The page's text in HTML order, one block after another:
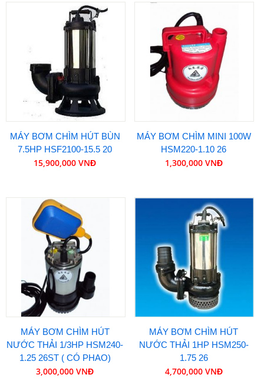
MÁY BƠM CHÌM HÚT BÙN
7.5HP HSF2100-15.5 20
15,900,000 VNĐ
MÁY BƠM CHÌM MINI 100W
HSM220-1.10 26
1,300,000 VNĐ
MÁY BƠM CHÌM HÚT
NƯỚC THẢI 1/3HP HSM240-
1.25 26ST ( CÓ PHAO)
3,000,000 VNĐ
MÁY BƠM CHÌM HÚT
NƯỚC THẢI 1HP HSM250-
1.75 26
4,700,000 VNĐ